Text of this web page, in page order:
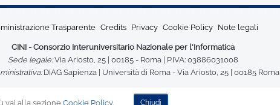
Trasparente Credits Privacy Cookie Policy Note legali
CINI - Consorzio Interuniversitario Nazionale per l'Informatica
Sede legale:Via Ariosto, 25 | 00185 - Roma | P.IVA: 03886031008
DIAG Sapienza | Università di Roma - Via Ariosto, 25 | 00185 Roma
vai alla sezione Cookie Policy. Chiudi